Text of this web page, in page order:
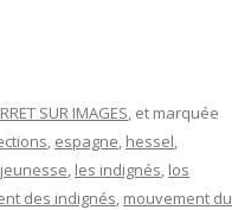
SUR IMAGES, et marquée
, espagne, hessel,
jeunesse, les indignés, los
des indignés, mouvement du